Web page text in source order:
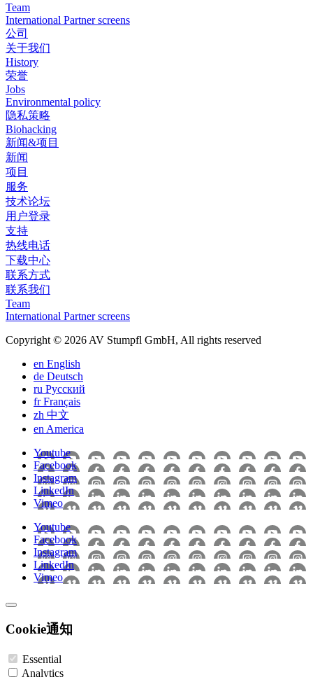
Team
International Partner screens
公司
关于我们
History
荣誉
Jobs
Environmental policy
隐私策略
Biohacking
新闻&项目
新闻
项目
服务
技术论坛
用户登录
支持
热线电话
下载中心
联系方式
联系我们
Team
International Partner screens
Copyright © 2026 AV Stumpfl GmbH, All rights reserved
en English
de Deutsch
ru Pусский
frFrançais
zh 中文
en America
Youtube
Facebook
Instagram
LinkedIn
Vimeo
Youtube
Facebook
Instagram
LinkedIn
Vimeo
Cookie通知
Essential
Analytics